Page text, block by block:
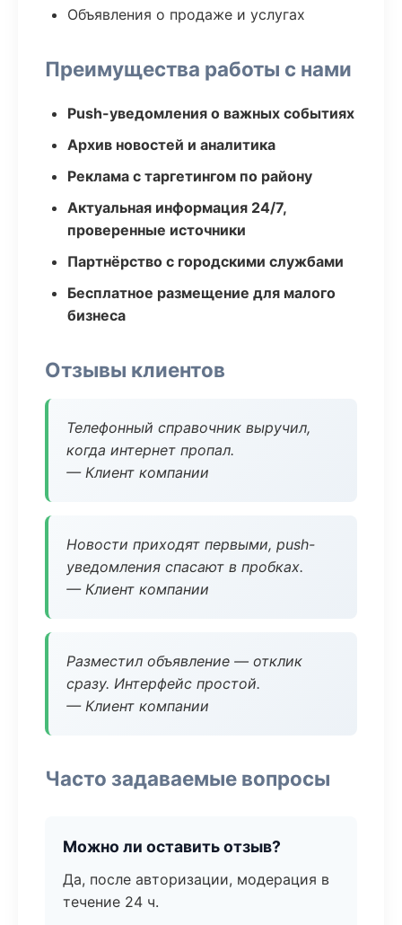
Объявления о продаже и услугах
Преимущества работы с нами
Push-уведомления о важных событиях
Архив новостей и аналитика
Реклама с таргетингом по району
Актуальная информация 24/7,
проверенные источники
Партнёрство с городскими службами
Бесплатное размещение для малого
бизнеса
Отзывы клиентов
Телефонный справочник выручил,
когда интернет пропал.
— Клиент компании
Новости приходят первыми, push-
уведомления спасают в пробках.
— Клиент компании
Разместил объявление — отклик
сразу. Интерфейс простой.
— Клиент компании
Часто задаваемые вопросы
Можно ли оставить отзыв?
Да, после авторизации, модерация в
течение 24 ч.